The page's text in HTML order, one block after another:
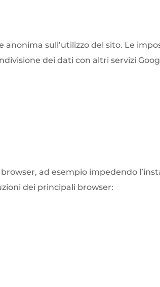
sull’utilizzo del sito. Le
dei dati con altri servizi
ad esempio impedendo
dei principali browser: